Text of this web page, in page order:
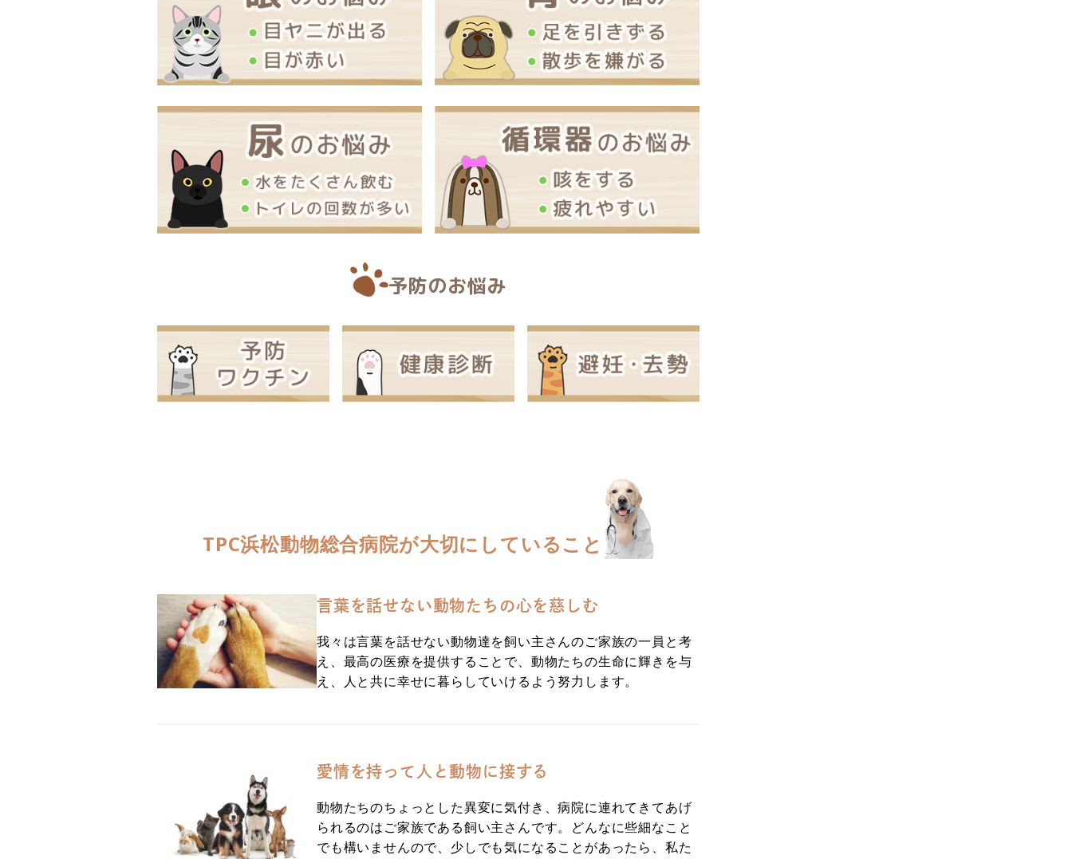
予防のお悩み
TPC浜松動物総合病院が大切にしていること
言葉を話せない動物たちの心を慈しむ
我々は言葉を話せない動物達を飼い主さんのご家族の一員と考
え、最高の医療を提供することで、動物たちの生命に輝きを与
え、人と共に幸せに暮らしていけるよう努力します。
愛情を持って人と動物に接する
動物たちのちょっとした異変に気付き、病院に連れてきてあげ
られるのはご家族である飼い主さんです。どんなに些細なこと
でも構いませんので、少しでも気になることがあったら、私た